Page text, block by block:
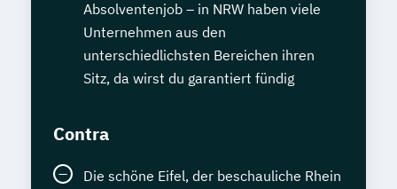
Absolventenjob – in NRW haben viele
Unternehmen aus den
unterschiedlichsten Bereichen ihren
Sitz, da wirst du garantiert fündig
Contra
Die schöne Eifel, der beschauliche Rhein